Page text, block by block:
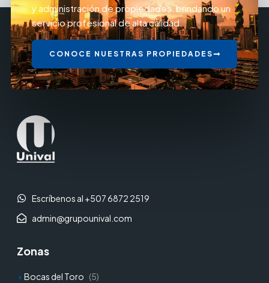
y administración de propiedades, brindando un
servicio profesional de alta calidad.
CONOCE NUESTRAS PROPIEDADES
Escríbenos al +507 6872 2519
admin@grupounival.com
Zonas
Bocas del Toro (5)